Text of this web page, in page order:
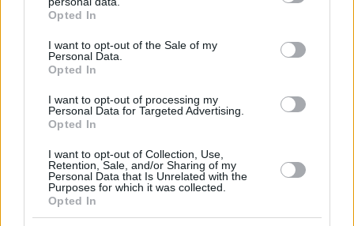
grant or deny consent to Google and its third-party tags to
use your data for below specified purposes in below Google
consent section.
Opted In
I want to opt-out of the Sale of my
Personal Data.
Opted In
I want to opt-out of processing my
Personal Data for Targeted Advertising.
Opted In
I want to opt-out of Collection, Use,
Retention, Sale, and/or Sharing of my
Personal Data that Is Unrelated with the
Purposes for which it was collected.
Opted In
Το DEI College παρουσιάζει τη Sophia. Την πρώτη 24/7
βοηθό AI που αλλάζει τον τρόπο με τον οποίο μαθαίνουν οι
φοιτητές
30.07.2026, 09:33
Η Smart φοιτητική κατοικία στην καρδιά της Αθήνας
03.08.2026, 10:56
29.07.2026, 09:39